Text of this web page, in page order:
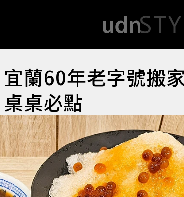
蘭60年老字號搬
桌必點